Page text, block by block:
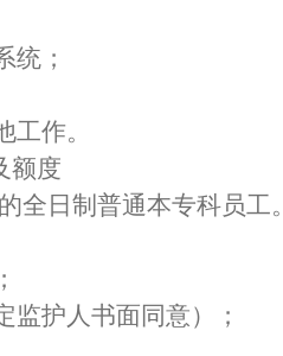
统；
作。
额度
日制普通本专科员工。
监护人书面同意）；